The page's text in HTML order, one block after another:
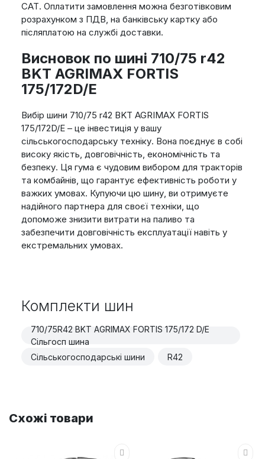
САТ. Оплатити замовлення можна безготівковим
розрахунком з ПДВ, на банківську картку або
післяплатою на службі доставки.
Висновок по шині 710/75 r42
BKT AGRIMAX FORTIS
175/172D/E
Вибір шини 710/75 r42 BKT AGRIMAX FORTIS
175/172D/E – це інвестиція у вашу
сільськогосподарську техніку. Вона поєднує в собі
високу якість, довговічність, економічність та
безпеку. Ця гума є чудовим вибором для тракторів
та комбайнів, що гарантує ефективність роботи у
важких умовах. Купуючи цю шину, ви отримуєте
надійного партнера для своєї техніки, що
допоможе знизити витрати на паливо та
забезпечити довговічність експлуатації навіть у
екстремальних умовах.
Комплекти шин
710/75R42 BKT AGRIMAX FORTIS 175/172 D/E
Сільгосп шина
Сільськогосподарські шини
R42
Схожі товари